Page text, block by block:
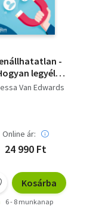
-
legyél
lenyűgöző
Van Edwards
Online ár:
24 990 Ft
Kosárba
6 - 8 munkanap